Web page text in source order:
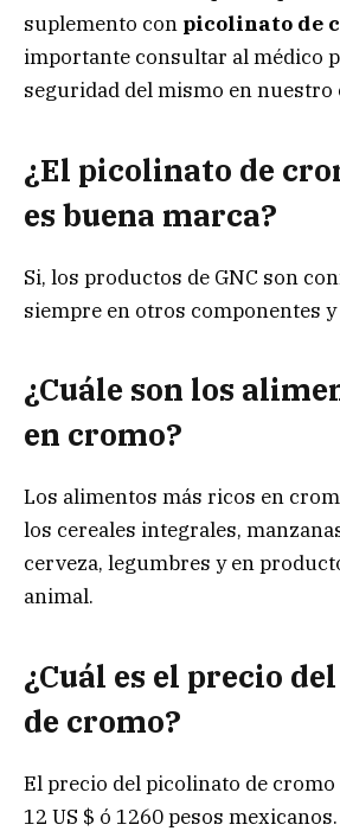
suplemento con picolinato de
importante consultar al médico
seguridad del mismo en nuestro
¿El picolinato de
es buena marca?
Si, los productos de GNC son
siempre en otros componentes
¿Cuále son los
en cromo?
Los alimentos más ricos en
los cereales integrales,
cerveza, legumbres y en
animal.
¿Cuál es el precio
de cromo?
El precio del picolinato de cromo
12 US $ ó 1260 pesos mexicanos.